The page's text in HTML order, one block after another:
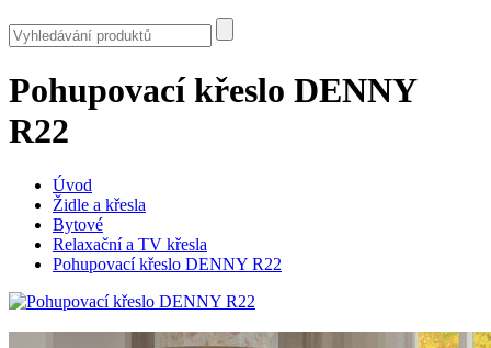
Pohupovací křeslo DENNY
R22
Úvod
Židle a křesla
Bytové
Relaxační a TV křesla
Pohupovací křeslo DENNY R22